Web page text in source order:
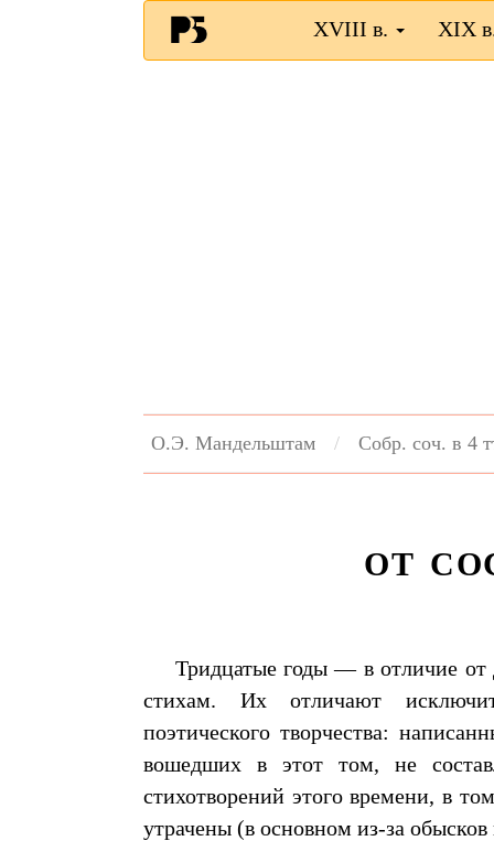
XVIII в. XIX
О.Э. Мандельштам Собр. соч. в 4
ОТ
Тридцатые годы — в отличие от
стихам. Их отличают
поэтического творчества:
вошедших в этот том, не
стихотворений этого времени, в
утрачены (в основном из-за обысков